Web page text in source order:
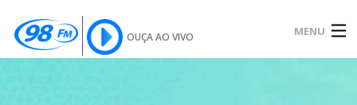
OUÇA AO VIVO MENU